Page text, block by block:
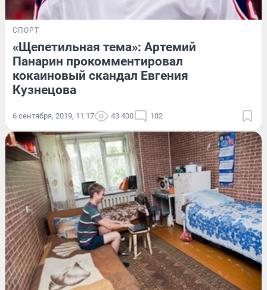
СПОРТ
«Щепетильная тема»: Артемий
Панарин прокомментировал
кокаиновый скандал Евгения
Кузнецова
6 сентября, 2019, 11:17 43 400 102